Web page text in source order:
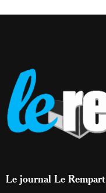
Le journal Le Rempart